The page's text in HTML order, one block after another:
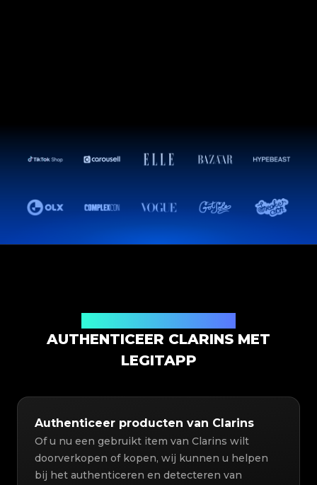
AUTHENTICEER CLARINS MET
LEGITAPP
Authenticeer producten van Clarins
Of u nu een gebruikt item van Clarins wilt
doorverkopen of kopen, wij kunnen u helpen
bij het authenticeren en detecteren van